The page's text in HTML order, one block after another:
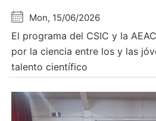
Mon, 15/06/2026
El programa del CSIC y la
por la ciencia entre los y las
talento científico